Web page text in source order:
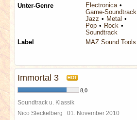
Unter-Genre
Electronica
Game-Soundtrack
Jazz
Metal
Pop
Rock
Soundtrack
Label
MAZ Sound Tools
Immortal 3 HOT
8,0
Soundtrack u. Klassik
Nico Steckelberg 01. November 2010